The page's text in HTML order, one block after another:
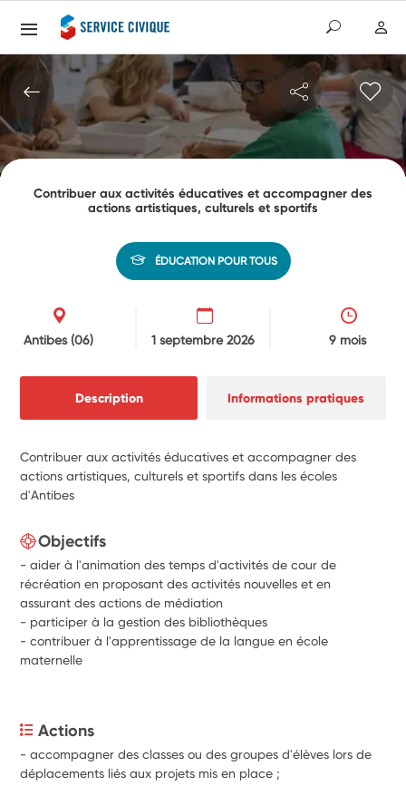
Contribuer aux activités éducatives et accompagner des
actions artistiques, culturels et sportifs
ÉDUCATION POUR TOUS
Antibes(06) 1 septembre 2026 9 mois
Description Informations pratiques
Contribuer aux activités éducatives et accompagner des
actions artistiques, culturels et sportifs dans les écoles
d'Antibes
Objectifs
- aider à l'animation des temps d'activités de cour de
récréation en proposant des activités nouvelles et en
assurant des actions de médiation
- participer à la gestion des bibliothèques
- contribuer à l'apprentissage de la langue en école
maternelle
Actions
- accompagner des classes ou des groupes d'élèves lors de
déplacements liés aux projets mis en place ;